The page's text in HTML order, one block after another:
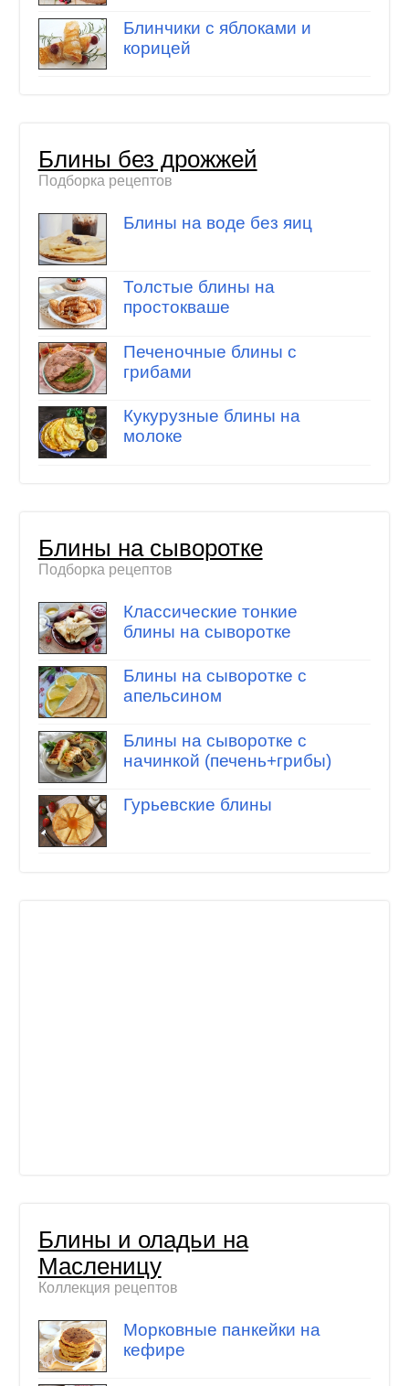
Блинчики с яблоками и
корицей
Блины без дрожжей
Подборка рецептов
Блины на воде без яиц
Толстые блины на
простокваше
Печеночные блины с
грибами
Кукурузные блины на
молоке
Блины на сыворотке
Подборка рецептов
Классические тонкие
блины на сыворотке
Блины на сыворотке с
апельсином
Блины на сыворотке с
начинкой (печень+грибы)
Гурьевские блины
Блины и оладьи на
Масленицу
Коллекция рецептов
Морковные панкейки на
кефире